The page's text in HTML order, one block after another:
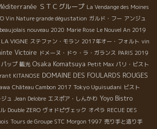
ＳＴＣグループ La Vendange des Moines
Vin Nature grande dégustation ガルド・フー アンジュ
beaujolais nouveau 2020 Marie Rose Le Nouvel An 2019
LA VIGNE ステファン・モラン 2017年オー・フォルト vin
Victoire ドメーヌ・ドゥ・ラ・ガランス PARIS 2019
ップ 観光 Osaka Komatsuya Petit Max パリ・ビスト
KITANOSE DOMAINE DES FOULARDS ROUGES
Château Cambon 2017 Tokyo Uguisudani ビスト
ュ Jean Delobre エスポア・しんかわ Yoyo Bistro
Double ZERO ヴォドピヴェック オペラ RECUE DES
Tours de Groupe STC Morgon 1997 売り手と造り手